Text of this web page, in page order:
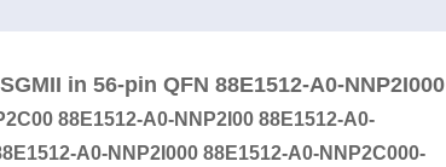
in 56-pin QFN 88E1512-A0-NNP2I000
88E1512-A0-NNP2I00 88E1512-A0-
A0-NNP2I000 88E1512-A0-NNP2C000-